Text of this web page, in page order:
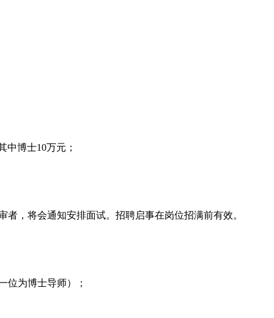
博士10万元；
者，将会通知安排面试。招聘启事在岗位招满前有效。
位为博士导师）；